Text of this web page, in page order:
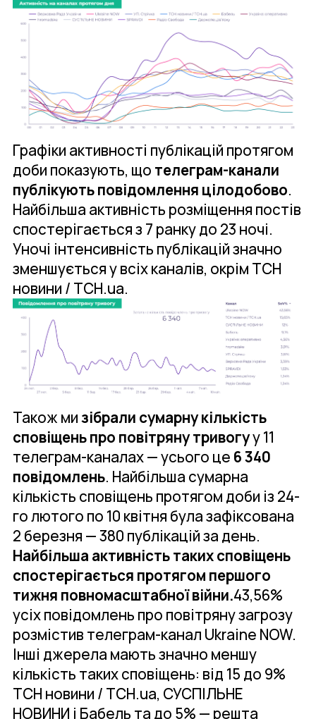
Графіки активності публікацій протягом
доби показують, що телеграм-канали
публікують повідомлення цілодобово.
Найбільша активність розміщення постів
спостерігається з 7 ранку до 23 ночі.
Уночі інтенсивність публікацій значно
зменшується у всіх каналів, окрім ТСН
новини / ТСН.ua.
Також мизібрали сумарну кількість
сповіщень про повітряну тривогуу 11
телеграм-каналах — усього це 6 340
повідомлень. Найбільша сумарна
кількість сповіщень протягом доби із 24-
го лютого по 10 квітня була зафіксована
2 березня — 380 публікацій за день.
Найбільша активність таких сповіщень
спостерігається протягом першого
тижня повномасштабної війни.43,56%
усіх повідомлень про повітряну загрозу
розмістив телеграм-канал Ukraine NOW.
Інші джерела мають значно меншу
кількість таких сповіщень: від 15 до 9%
ТСН новини / TCH.ua, СУСПІЛЬНЕ
НОВИНИ і Бабель та до 5% — решта